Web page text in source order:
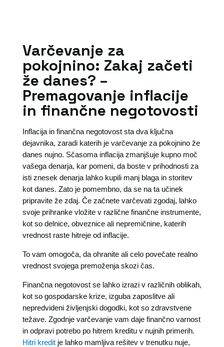
Varčevanje za
pokojnino: Zakaj začeti
že danes? –
Premagovanje inflacije
in finančne negotovosti
Inflacija in finančna negotovost sta dva ključna
dejavnika, zaradi katerih je varčevanje za pokojnino že
danes nujno. Sčasoma inflacija zmanjšuje kupno moč
vašega denarja, kar pomeni, da boste v prihodnosti za
isti znesek denarja lahko kupili manj blaga in storitev
kot danes. Zato je pomembno, da se na ta učinek
pripravite že zdaj. Če začnete varčevati zgodaj, lahko
svoje prihranke vložite v različne finančne instrumente,
kot so delnice, obveznice ali nepremičnine, katerih
vrednost raste hitreje od inflacije.
To vam omogoča, da ohranite ali celo povečate realno
vrednost svojega premoženja skozi čas.
Finančna negotovost se lahko izrazi v različnih oblikah,
kot so gospodarske krize, izguba zaposlitve ali
nepredvideni življenjski dogodki, kot so zdravstvene
težave. Zgodnje varčevanje vam daje finančno varnost
in odpravi potrebo po hitrem kreditu v nujnih primerih.
Hitri kreditje lahko mamljiva rešitev v trenutku nuje,